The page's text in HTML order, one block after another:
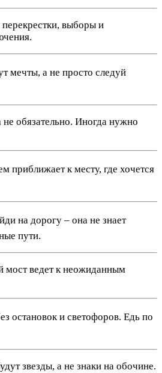
выборы и
а не просто следуй
не обязательно. Иногда нужно
приближает к месту, где хочется
на дорогу – она не знает
пути.
мост ведет к неожиданным
остановок и светофоров. Едь по
звезды, а не знаки на обочине.